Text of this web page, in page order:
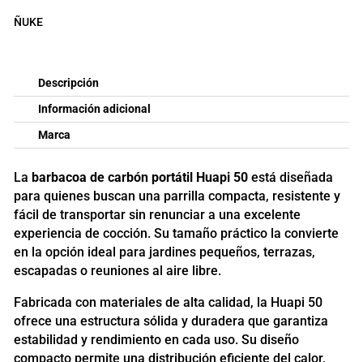
ÑUKE
Descripción
Información adicional
Marca
La barbacoa de carbón portátil Huapi 50está diseñada
para quienes buscan una parrilla compacta, resistente y
fácil de transportar sin renunciar a una excelente
experiencia de cocción. Su tamaño práctico la convierte
en la opción ideal para jardines pequeños, terrazas,
escapadas o reuniones al aire libre.
Fabricada con materiales de alta calidad, la Huapi 50
ofrece una estructura sólida y duradera que garantiza
estabilidad y rendimiento en cada uso. Su diseño
compacto permite una distribución eficiente del calor,